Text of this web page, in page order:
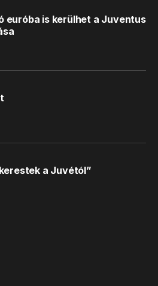
euróba is kerülhet a Juventus
a Juvétól”